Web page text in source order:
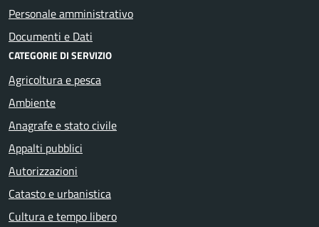
Personale amministrativo
Documenti e Dati
CATEGORIE DI SERVIZIO
Agricoltura e pesca
Ambiente
Anagrafe e stato civile
Appalti pubblici
Autorizzazioni
Catasto e urbanistica
Cultura e tempo libero